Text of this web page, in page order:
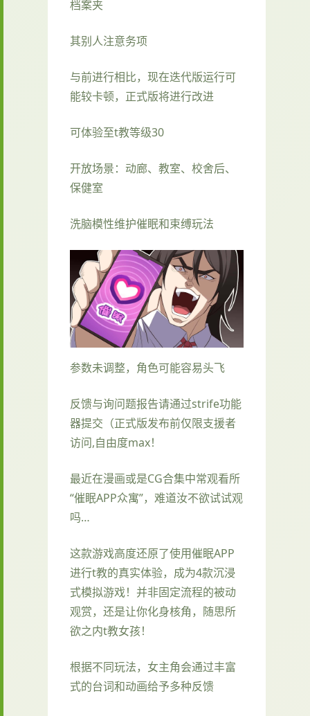
档案夹
其别人注意务项
与前进行相比，现在迭代版运行可
能较卡顿，正式版将进行改进
可体验至t教等级30
开放场景：动廊、教室、校舍后、
保健室
洗脑模性维护催眠和束缚玩法
参数未调整，角色可能容易头飞
反馈与询问题报告请通过strife功能
器提交（正式版发布前仅限支援者
访问,自由度max！
最近在漫画或是CG合集中常观看所
“催眠APP众寓”，难道汝不欲试试观
吗…
这款游戏高度还原了使用催眠APP
进行t教的真实体验，成为4款沉浸
式模拟游戏！并非固定流程的被动
观赏，还是让你化身核角，随思所
欲之内t教女孩！
根据不同玩法，女主角会通过丰富
式的台词和动画给予多种反馈